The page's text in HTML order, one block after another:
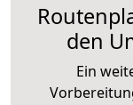
den
Ein